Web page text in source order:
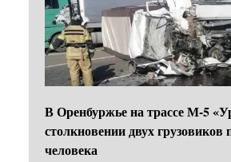
В Оренбуржье на трассе М-5
столкновении двух грузовиков
человека